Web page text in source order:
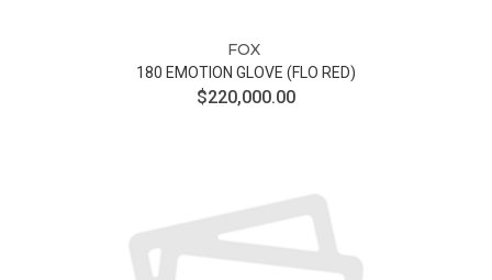
FOX
180 EMOTION GLOVE (FLO RED)
$220,000.00